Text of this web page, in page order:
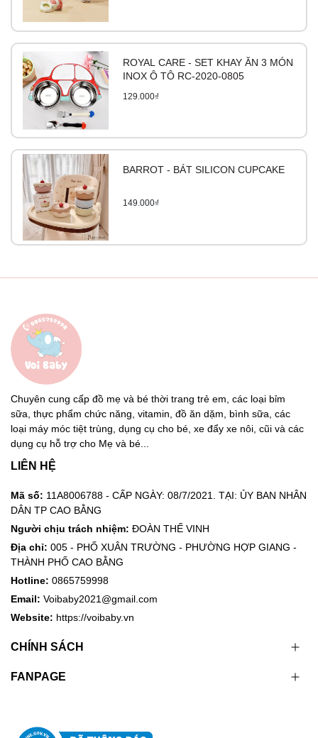
ROYAL CARE - SET KHAY ĂN 3 MÓN
INOX Ô TÔ RC-2020-0805
129.000₫
BARROT - BÁT SILICON CUPCAKE
149.000₫
Chuyên cung cấp đồ mẹ và bé thời trang trẻ em, các loại bỉm
sữa, thực phẩm chức năng, vitamin, đồ ăn dặm, bình sữa, các
loại máy móc tiệt trùng, dụng cụ cho bé, xe đẩy xe nôi, cũi và các
dụng cụ hỗ trợ cho Mẹ và bé...
LIÊN HỆ
Mã số: 11A8006788 - CẤP NGÀY: 08/7/2021. TẠI: ỦY BAN NHÂN
DÂN TP CAO BẰNG
Người chịu trách nhiệm: ĐOÀN THẾ VINH
Địa chỉ: 005 - PHỐ XUÂN TRƯỜNG - PHƯỜNG HỢP GIANG -
THÀNH PHỐ CAO BẰNG
Hotline: 0865759998
Email: Voibaby2021@gmail.com
Website: https://voibaby.vn
CHÍNH SÁCH
FANPAGE